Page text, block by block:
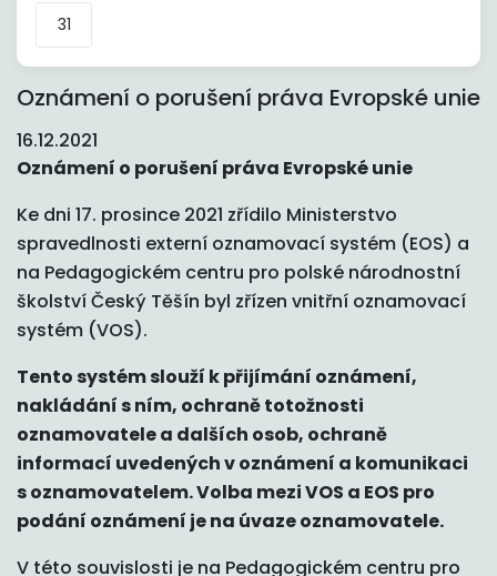
31
Oznámení o porušení práva Evropské unie
16.12.2021
Oznámení o porušení práva Evropské unie
Ke dni 17. prosince 2021 zřídilo Ministerstvo
spravedlnosti externí oznamovací systém (EOS) a
na Pedagogickém centru pro polské národnostní
školství Český Těšín byl zřízen vnitřní oznamovací
systém (VOS).
Tento systém slouží k přijímání oznámení,
nakládání s ním, ochraně totožnosti
oznamovatele a dalších osob, ochraně
informací uvedených v oznámení a komunikaci
s oznamovatelem. Volba mezi VOS a EOS pro
podání oznámení je na úvaze oznamovatele.
V této souvislosti je na Pedagogickém centru pro